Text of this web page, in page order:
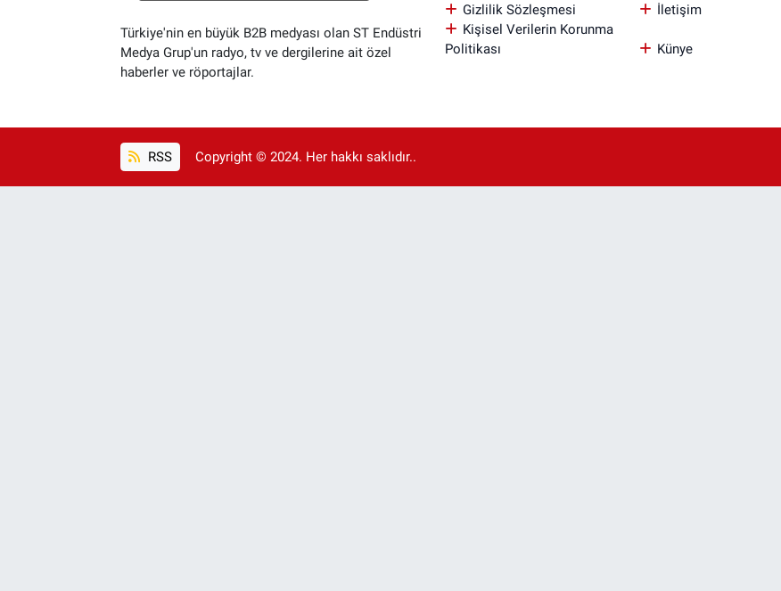
Türkiye'nin en büyük B2B medyası olan ST Endüstri
Medya Grup'un radyo, tv ve dergilerine ait özel
haberler ve röportajlar.
Gizlilik Sözleşmesi
İletişim
Kişisel Verilerin Korunma
Politikası
Künye
RSS Copyright © 2024. Her hakkı saklıdır..